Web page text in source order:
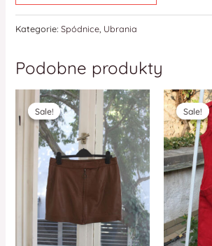
Kategorie: Spódnice, Ubrania
Podobne produkty
Sale!
Sale! Sale!
Sale!